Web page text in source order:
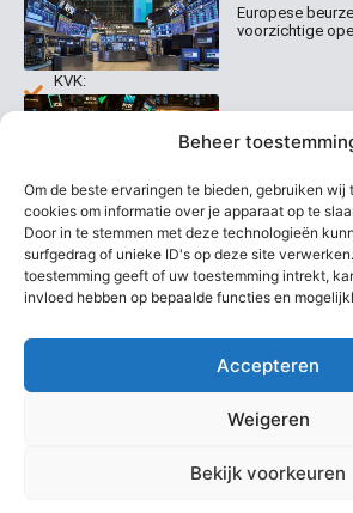
Beheer
Om de beste ervaringen te bieden, gebruiken
cookies om informatie over je apparaat op te
Door in te stemmen met deze technologieën
surfgedrag of unieke ID's op deze site
toestemming geeft of uw toestemming intrekt,
invloed hebben op bepaalde functies en
Accepteren
Weigeren
Bekijk voorkeuren
Contact
Welk
abonnement
kiezen
0020
info@beurstrader.nl
KVK:
99197022
Europese
voorzichtige
Europese
recordstanden
AEX nadert
niveau ooit